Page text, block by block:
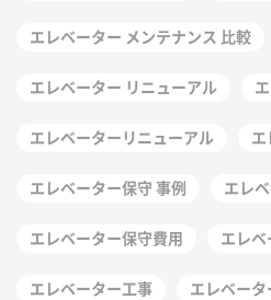
エレベーター メンテナンス 比較
エレベーター リニューアル
エレベーターリニューアル エ
エレベーター保守 事例 エレ
エレベーター保守費用 エレ
エレベーター工事 エレベータ